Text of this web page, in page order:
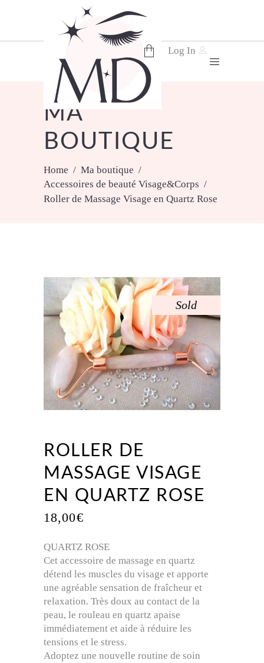
No products in the cart.
Log In
MA
BOUTIQUE
Home / Ma boutique /
Accessoires de beauté Visage&Corps /
Roller de Massage Visage en Quartz Rose
Sold
ROLLER DE
MASSAGE VISAGE
EN QUARTZ ROSE
18,00€
QUARTZ ROSE
Cet accessoire de massage en quartz
détend les muscles du visage et apporte
une agréable sensation de fraîcheur et
relaxation. Très doux au contact de la
peau, le rouleau en quartz apaise
immédiatement et aide à réduire les
tensions et le stress.
Adoptez une nouvelle routine de soin